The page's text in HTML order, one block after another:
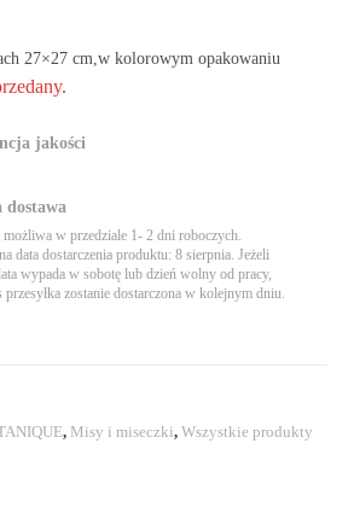
27×27 cm,w kolorowym opakowaniu
jakości
dostawa
możliwa w przedziale 1- 2 dni roboczych.
data dostarczenia produktu: 8 sierpnia. Jeżeli
wypada w sobotę lub dzień wolny od pracy,
przesyłka zostanie dostarczona w kolejnym dniu.
, Misy i miseczki,Wszystkie produkty